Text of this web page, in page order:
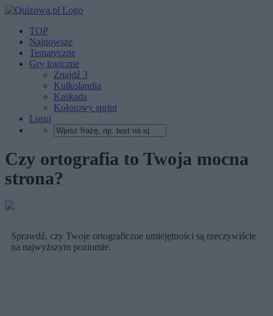
TOP
Najnowsze
Tematyczne
Gry logiczne
Znajdź 3
Kulkolandia
Kaskada
Kolorowy sprint
Losuj
Czy ortografia to Twoja mocna
strona?
Sprawdź, czy Twoje ortograficzne umiejętności są rzeczywiście
na najwyższym poziomie.